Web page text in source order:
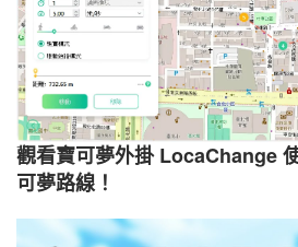
觀看寶可夢外掛 LocaChange
可夢路線！